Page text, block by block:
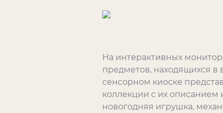
На интерактивных
предметов, находящихся в
сенсорном киоске
коллекции с их
новогодняя игрушка,